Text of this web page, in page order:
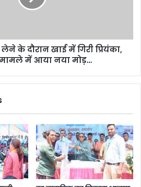
के दौरान खाई में गिरी प्रियंका,
में आया नया मोड़…